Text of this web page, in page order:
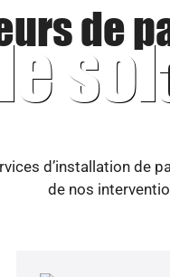
de
d’installation
de nos